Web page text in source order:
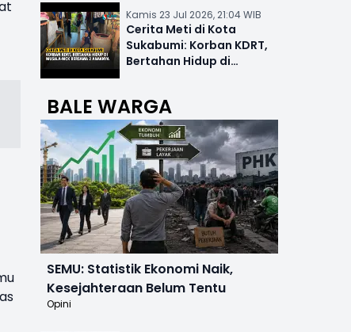
Kamis 23 Jul 2026, 21:04 WIB
Cerita Meti di Kota
Sukabumi: Korban KDRT,
Bertahan Hidup di
BALE WARGA
SEMU: Statistik Ekonomi Naik,
Kesejahteraan Belum Tentu
Opini